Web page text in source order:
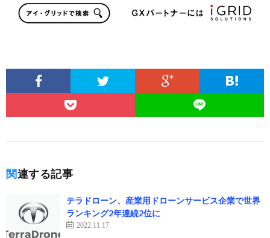
関連する記事
テラドローン、産業用ドローンサービス企業で世界
ランキング2年連続2位に
2022.11.17